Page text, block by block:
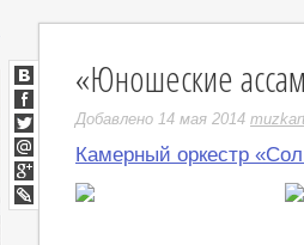
«Юношеские
Добавлено 14 мая 2014
Камерный оркестр
ВКонтакте
Facebook
Twitter
Мой
Мир
Google+
LiveJournal